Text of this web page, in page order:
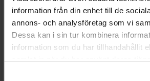
information från din enhet till de
annons- och analysföretag som vi
Dessa kan i sin tur kombinera
information som du har tillhandahållit
samlat in när du har använt deras
HÅLLBARHET
LANDSKRONA
NYA UPPDRAG